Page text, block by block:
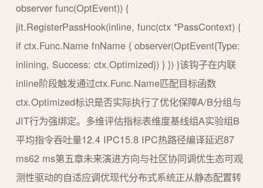
observer func(OptEvent)) {
jit.RegisterPassHook(inline, func(ctx *PassContext) {
if ctx.Func.Name fnName { observer(OptEvent{Type:
inlining, Success: ctx.Optimized}) } }) }该钩子在内联
inline阶段触发通过ctx.Func.Name匹配目标函数
ctx.Optimized标识是否实际执行了优化保障A/B分组与
JIT行为强绑定。多维评估指标表维度基线组A实验组B
平均指令吞吐量12.4 IPC15.8 IPC热路径编译延迟87
ms62 ms第五章未来演进方向与社区协同调优生态可观
测性驱动的自适应调优现代分布式系统正从静态配置转